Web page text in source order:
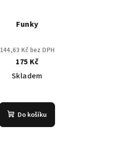
Funky
144,63 Kč bez DPH
175 Kč
Skladem
hodnocení
produktu
je
Do košíku